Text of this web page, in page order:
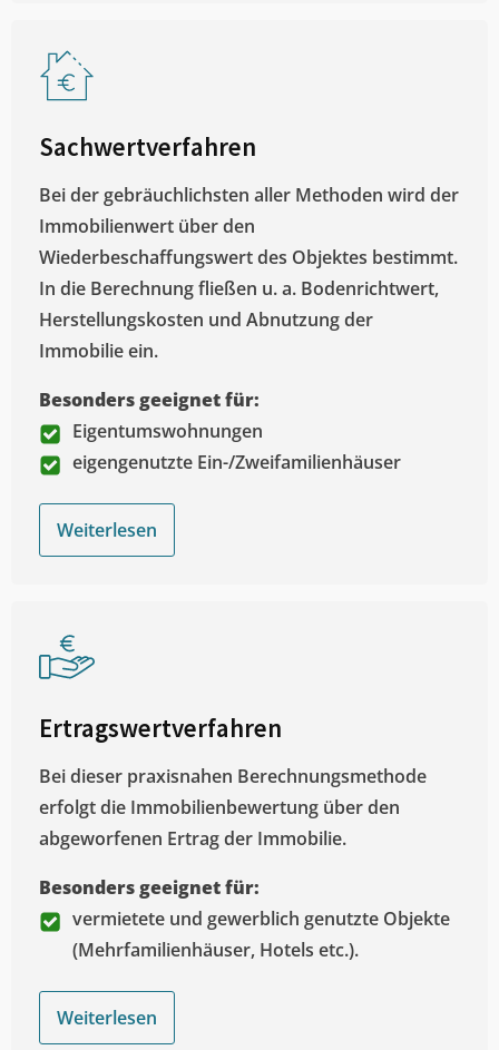
Sachwertverfahren
Bei der gebräuchlichsten aller Methoden wird der
Immobilienwert über den
Wiederbeschaffungswert des Objektes bestimmt.
In die Berechnung fließen u. a. Bodenrichtwert,
Herstellungskosten und Abnutzung der
Immobilie ein.
Besonders geeignet für:
Eigentumswohnungen
eigengenutzte Ein-/Zweifamilienhäuser
Weiterlesen
Ertragswertverfahren
Bei dieser praxisnahen Berechnungsmethode
erfolgt die Immobilienbewertung über den
abgeworfenen Ertrag der Immobilie.
Besonders geeignet für:
vermietete und gewerblich genutzte Objekte
(Mehrfamilienhäuser, Hotels etc.).
Weiterlesen